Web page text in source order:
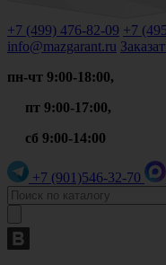
+7 (499) 476-82-09 +7
info@mazgarant.ru
пн-чт 9:00-18:00,
пт 9:00-17:00,
сб 9:00-14:00
+7 (901)546-32-70